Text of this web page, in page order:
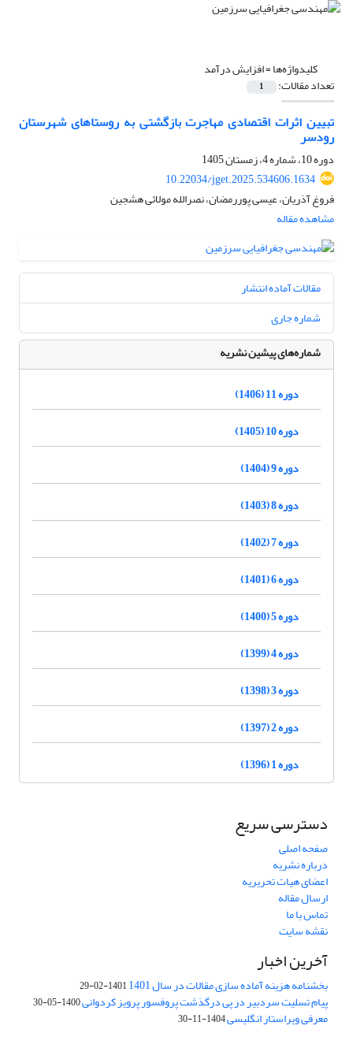
کلیدواژه‌ها =افزایش درآمد
تعداد مقالات: 1
تبیین اثرات اقتصادی مهاجرت بازگشتی به روستاهای شهرستان
رودسر
دوره 10، شماره 4، زمستان 1405
10.22034/jget.2025.534606.1634
فروغ آذریان، عیسی پوررمضان، نصرالله مولائی هشجین
مشاهده مقاله
مقالات آماده انتشار
شماره جاری
شماره‌های پیشین نشریه
دوره 11 (1406)
دوره 10 (1405)
دوره 9 (1404)
دوره 8 (1403)
دوره 7 (1402)
دوره 6 (1401)
دوره 5 (1400)
دوره 4 (1399)
دوره 3 (1398)
دوره 2 (1397)
دوره 1 (1396)
دسترسی سریع
صفحه اصلی
درباره نشریه
اعضای هیات تحریریه
ارسال مقاله
تماس با ما
نقشه سایت
آخرین اخبار
بخشنامه هزینه آماده سازی مقالات در سال 1401 1401-02-29
پیام تسلیت سردبیر در پی درگذشت پروفسور پرویز کردوانی1400-05-30
معرفی ویراستار انگلیسی1404-11-30